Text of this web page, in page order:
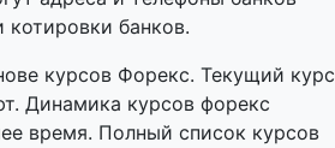
банков.
курсов Форекс. Текущий курс
Динамика курсов форекс
время. Полный список курсов